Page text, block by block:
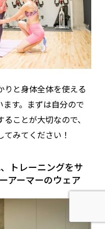
りと身体全体を使える
す。まずは自分ので
ことが大切なので、
みてください！
トレーニングをサ
アーマーのウェア